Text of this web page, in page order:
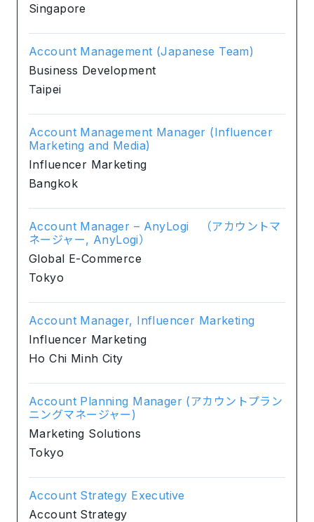
Singapore
Account Management (Japanese Team)
Business Development
Taipei
Account Management Manager (Influencer
Marketing and Media)
Influencer Marketing
Bangkok
Account Manager – AnyLogi （アカウントマ
ネージャー, AnyLogi）
Global E-Commerce
Tokyo
Account Manager, Influencer Marketing
Influencer Marketing
Ho Chi Minh City
Account Planning Manager (アカウントプラン
ニングマネージャー)
Marketing Solutions
Tokyo
Account Strategy Executive
Account Strategy